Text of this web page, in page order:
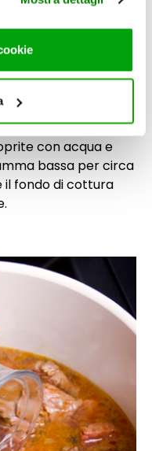
social media, i quali
che ha
suo utilizzo dei loro
Se clicchi sulla “X” per
cookie sul tuo
ai fini del
con acqua e
bassa per circa
il fondo di cottura